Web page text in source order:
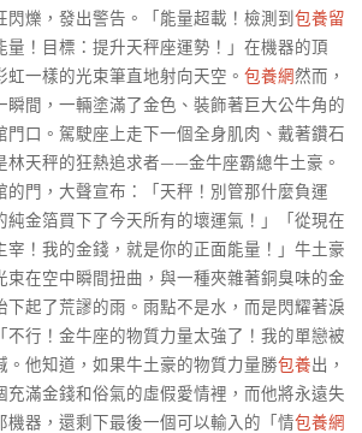
爍，發出警告。「能量超載！檢測到 包養留
量！目標：提升天秤座運勢！」在機器的頂
一樣的光束筆直地射向天空。 包養網然而，
瞬間，一輛塗滿了金色、裝飾著巨大公牛角的
門口。駕駛座上走下一個全身肌肉、戴著鑽石
林天秤的狂熱追求者——金牛座霸總牛土豪。
的門，大聲宣布：「天秤！別管那什麼負運
純金箔買下了今天所有的壞運氣！」「從現在
宰！我的金錢，就是你的正面能量！」牛土豪
束在空中瞬間扭曲，與一種夾雜著銅臭味的金
下起了荒謬的雨。雨點不是水，而是閃耀著淚
不行！金牛座的物質力量太強了！我的單戀被
。他知道，如果牛土豪的物質力量勝包養出，
充滿金錢和俗氣的虛假愛情裡，而他將永遠失
機器，還剩下最後一個可以輸入的「情包養網